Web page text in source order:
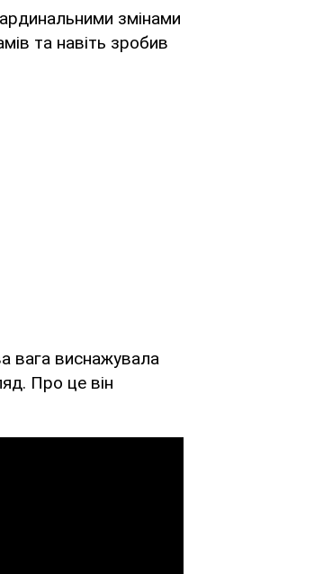
змінами
та навіть зробив
вага виснажувала
Про це він